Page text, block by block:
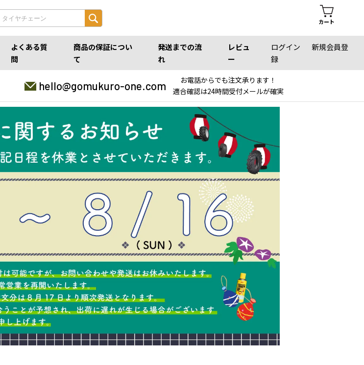
カート
よくある質
問
商品の保証につい
て
発送までの流
れ
レビュ
ー
ログイン
新規会員登
録
hello@gomukuro-one.com
お電話からでも注文承ります！
適合確認は24時間受付メールが確実